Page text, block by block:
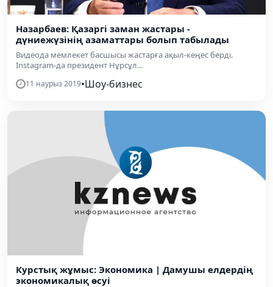
Назарбаев: Қазаргі заман жастары -
дүниежүзінің азаматтары болып табылады
Видеода мемлекет басшысы жастарға ақыл-кеңес берді.
Instagram-да президент Нұрсұл...
11 наурыз 2019•Шоу-бизнес
Курстық жұмыс: Экономика | Дамушы елдердiң
экономикалық өсуi